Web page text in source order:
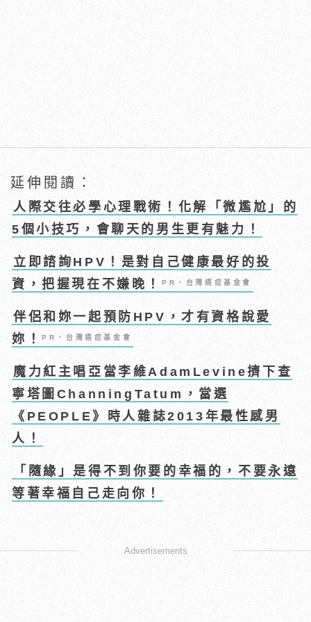
延伸閱讀：
人際交往必學心理戰術！化解「微尷尬」的
5個小技巧，會聊天的男生更有魅力！
立即諮詢HPV！是對自己健康最好的投
資，把握現在不嫌晚！PR・台灣癌症基金會
伴侶和妳一起預防HPV，才有資格說愛
妳！PR・台灣癌症基金會
魔力紅主唱亞當李維AdamLevine擠下查
寧塔圖ChanningTatum，當選
《PEOPLE》時人雜誌2013年最性感男
人！
「隨緣」是得不到你要的幸福的，不要永遠
等著幸福自己走向你！
Advertisements